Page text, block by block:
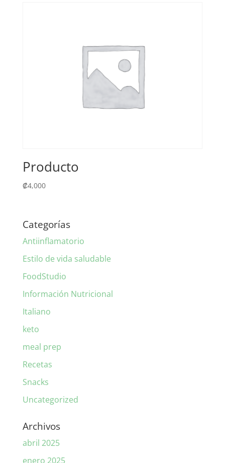
Producto
₡4,000
Categorías
Antiinflamatorio
Estilo de vida saludable
FoodStudio
Información Nutricional
Italiano
keto
meal prep
Recetas
Snacks
Uncategorized
Archivos
abril 2025
enero 2025